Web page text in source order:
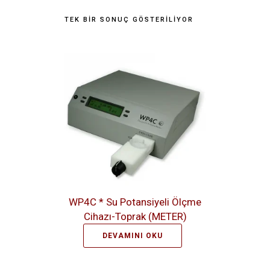
İLETİŞİM
TEK BIR SONUÇ GÖSTERILIYOR
WP4C * Su Potansiyeli Ölçme
Cihazı-Toprak (METER)
DEVAMINI OKU